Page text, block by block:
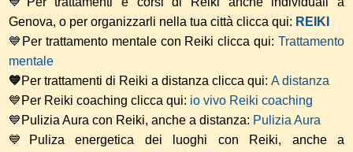
Genova, o per organizzarli nella tua città clicca qui: REIKI
💙Per trattamento mentale con Reiki clicca qui: Trattamento
mentale
💙Per trattamenti di Reiki a distanza clicca qui: A distanza
💙Per Reiki coaching clicca qui: io vivo Reiki coaching
💙Pulizia Aura con Reiki, anche a distanza: Pulizia Aura
💙Puliza energetica dei luoghi con Reiki, anche a